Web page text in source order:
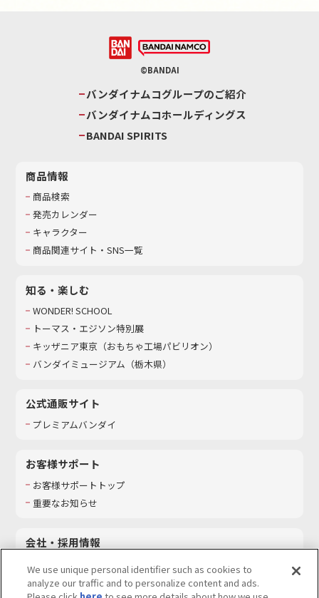
©BANDAI
バンダイナムコグループのご紹介
バンダイナムコホールディングス
BANDAI SPIRITS
商品情報
商品検索
発売カレンダー
キャラクター
商品関連サイト・SNS一覧
知る・楽しむ
WONDER! SCHOOL
トーマス・エジソン特別展
キッザニア東京（おもちゃ工場パビリオン）​
バンダイミュージアム（栃木県）
公式通販サイト
プレミアムバンダイ
お客様サポート
お客様サポートトップ
重要なお知らせ
会社・採用情報
採用情報
We use unique personal identifier such as cookies to
analyze our traffic and to personalize content and ads.